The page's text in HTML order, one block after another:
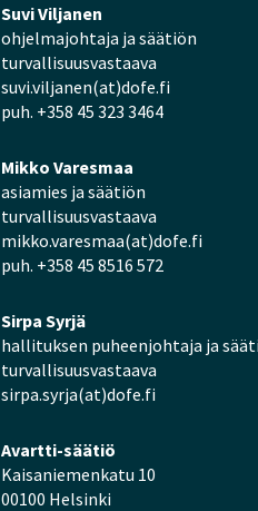
Suvi Viljanen
ohjelmajohtaja ja säätiön
turvallisuusvastaava
suvi.viljanen(at)dofe.fi
puh. +358 45 323 3464
Mikko Varesmaa
asiamies ja säätiön
turvallisuusvastaava
mikko.varesmaa(at)dofe.fi
puh. +358 45 8516 572
Sirpa Syrjä
hallituksen puheenjohtaja ja
turvallisuusvastaava
sirpa.syrja(at)dofe.fi
Avartti-säätiö
Kaisaniemenkatu 10
00100 Helsinki